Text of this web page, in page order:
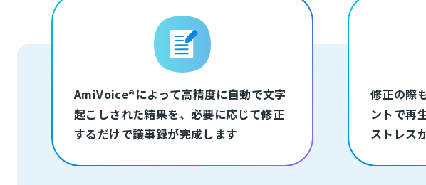
AmiVoice®によって高精度に自動で文字
起こしされた結果を、必要に応じて修正
するだけで議事録が完成します
修正の際
ントで再
ストレス